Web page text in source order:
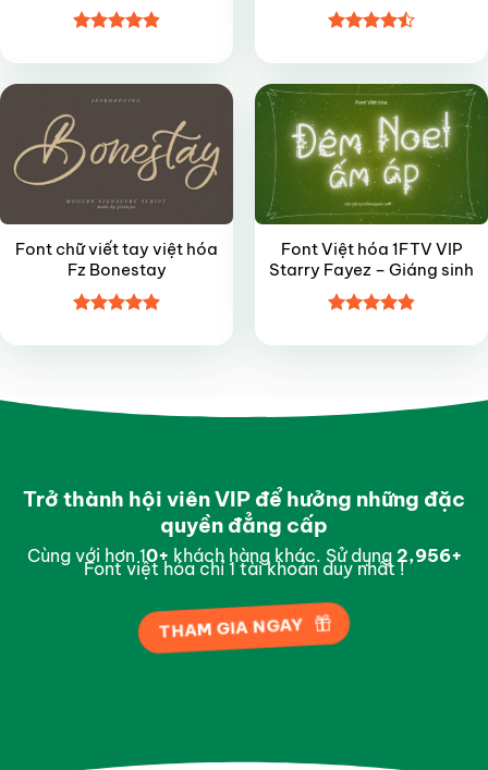
hạng4.85
5 sao
hạng4.45
5 sao
Font chữ viết tay việt hóa
Fz Bonestay
hạng4.95
Font Việt hóa 1FTV VIP
Starry Fayez – Giáng sinh
hạng4.85
Trở thành hội viên VIP để hưởng những đặc
quyền đẳng cấp
Cùng với hơn 10+ khách hàng khác. Sử dụng 2,997+
Font việt hóa chỉ 1 tài khoản duy nhất !
THAM GIA NGAY